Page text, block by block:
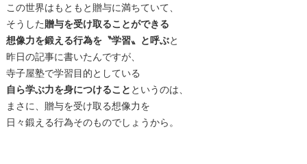
この世界はもともと贈与に満ちていて、
そうした贈与を受け取ることができる
想像力を鍛える行為を〝学習〟と呼ぶと
昨日の記事に書いたんですが、
寺子屋塾で学習目的としている
自ら学ぶ力を身につけることというのは、
まさに、贈与を受け取る想像力を
日々鍛える行為そのものでしょうから。